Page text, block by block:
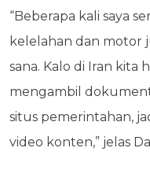
“Beberapa kali saya
kelelahan dan motor
sana. Kalo di Iran kita
mengambil
situs pemerintahan,
video konten,” jelas